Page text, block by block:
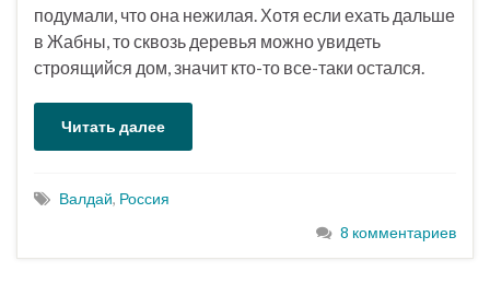
подумали, что она нежилая. Хотя если ехать дальше
в Жабны, то сквозь деревья можно увидеть
строящийся дом, значит кто-то все-таки остался.
Читать далее
Валдай, Россия
8 комментариев